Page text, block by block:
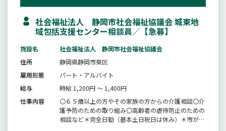
社会福祉法人 静岡市社会福祉協議会 城東地
域包括支援センター相談員／【急募】
施設名
社会福祉法人 静岡市社会福祉協議会
住所
静岡県静岡市葵区
雇用形態
パート・アルバイト
給与
時給 1,200円 ～ 1,400円
仕事内容
〇６５歳以上の方やその家族の方からの介護相談〇介
護予防のための取り組み〇高齢者の虐待防止のための
相談など＊完全日勤（基本土日祝日は休み）＊市が主